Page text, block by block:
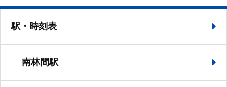
駅・時刻表
南林間駅